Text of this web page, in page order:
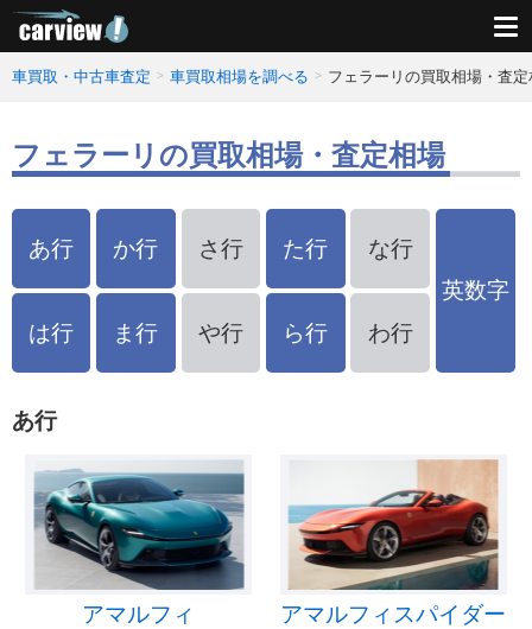
車買取・中古車査定 車買取相場を調べる フェラーリの買取相場・査定
フェラーリの買取相場・査定相場
あ行 か行 さ行 た行 な行
は行 ま行 や行 ら行 わ行
英数字
あ行
アマルフィ アマルフィスパイダー